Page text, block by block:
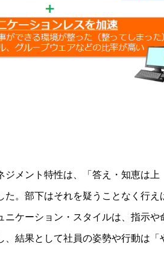
メント特性は、「答え・知恵は上
。部下はそれを疑うことなく行え
ケーション・スタイルは、指示や
結果として社員の姿勢や行動は「